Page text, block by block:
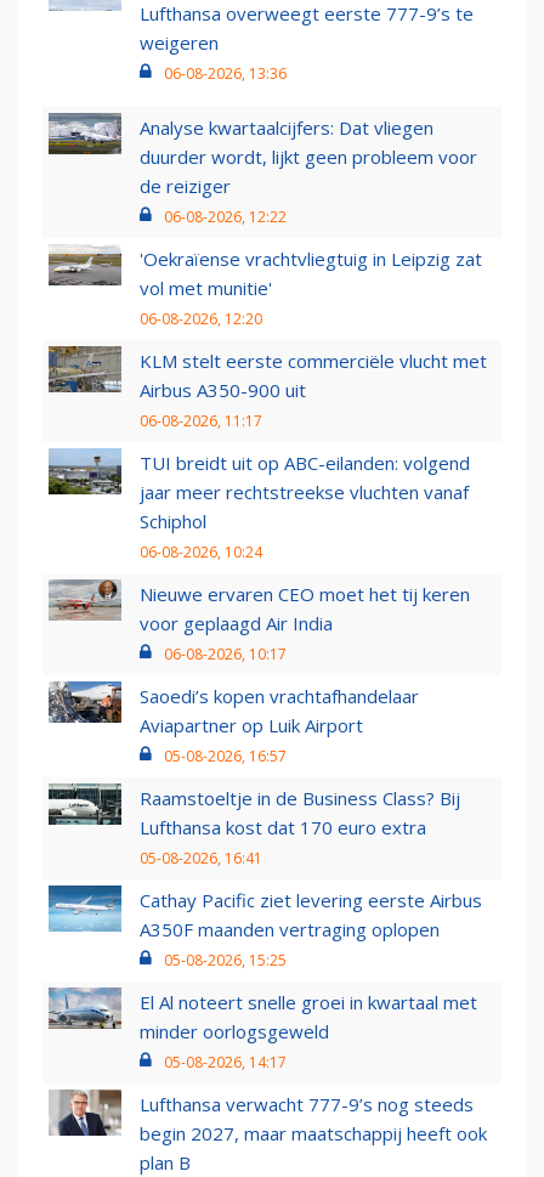
Lufthansa overweegt eerste 777-9’s te
weigeren
06-08-2026, 13:36
Analyse kwartaalcijfers: Dat vliegen
duurder wordt, lijkt geen probleem voor
de reiziger
06-08-2026, 12:22
'Oekraïense vrachtvliegtuig in Leipzig zat
vol met munitie'
06-08-2026, 12:20
KLM stelt eerste commerciële vlucht met
Airbus A350-900 uit
06-08-2026, 11:17
TUI breidt uit op ABC-eilanden: volgend
jaar meer rechtstreekse vluchten vanaf
Schiphol
06-08-2026, 10:24
Nieuwe ervaren CEO moet het tij keren
voor geplaagd Air India
06-08-2026, 10:17
Saoedi’s kopen vrachtafhandelaar
Aviapartner op Luik Airport
05-08-2026, 16:57
Raamstoeltje in de Business Class? Bij
Lufthansa kost dat 170 euro extra
05-08-2026, 16:41
Cathay Pacific ziet levering eerste Airbus
A350F maanden vertraging oplopen
05-08-2026, 15:25
El Al noteert snelle groei in kwartaal met
minder oorlogsgeweld
05-08-2026, 14:17
Lufthansa verwacht 777-9’s nog steeds
begin 2027, maar maatschappij heeft ook
plan B